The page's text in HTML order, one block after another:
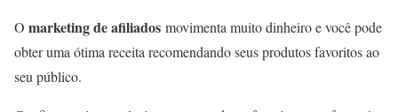
O marketing de afiliados movimenta muito dinheiro e você pode
obter uma ótima receita recomendando seus produtos favoritos ao
seu público.